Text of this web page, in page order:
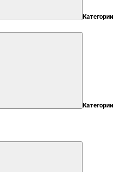
Категории
Категории